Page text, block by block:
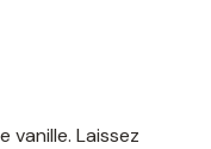
vanille. Laissez